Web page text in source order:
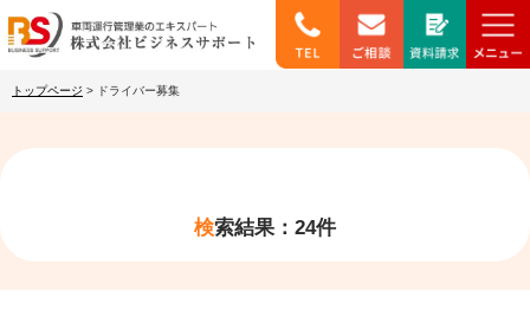
トップページ > ドライバー募集
検索結果：24件